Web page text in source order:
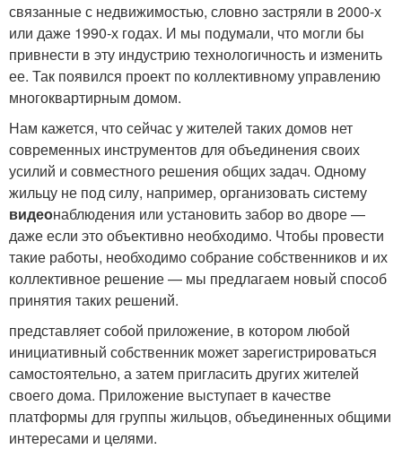
связанные с недвижимостью, словно застряли в 2000-х
или даже 1990-х годах. И мы подумали, что могли бы
привнести в эту индустрию технологичность и изменить
ее. Так появился проект по коллективному управлению
многоквартирным домом.
Нам кажется, что сейчас у жителей таких домов нет
современных инструментов для объединения своих
усилий и совместного решения общих задач. Одному
жильцу не под силу, например, организовать систему
видеонаблюдения или установить забор во дворе —
даже если это объективно необходимо. Чтобы провести
такие работы, необходимо собрание собственников и их
коллективное решение — мы предлагаем новый способ
принятия таких решений.
представляет собой приложение, в котором любой
инициативный собственник может зарегистрироваться
самостоятельно, а затем пригласить других жителей
своего дома. Приложение выступает в качестве
платформы для группы жильцов, объединенных общими
интересами и целями.